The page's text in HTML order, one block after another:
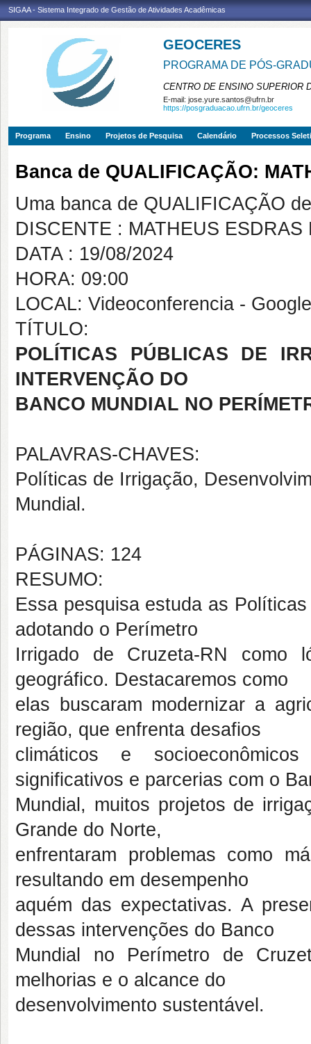
SIGAA - Sistema Integrado de Gestão de Atividades Acadêmicas
GEOCERES
PROGRAMA DE PÓS-
CENTRO DE ENSINO SUPERIOR
E-mail: jose.yure.santos@ufrn.br
https://posgraduacao.ufrn.br/geoceres
Programa Ensino Projetos de Pesquisa Calendário Processos
Banca de QUALIFICAÇÃO:
Uma banca de QUALIFICAÇÃO
DISCENTE : MATHEUS
DATA : 19/08/2024
HORA: 09:00
LOCAL: Videoconferencia -
TÍTULO:
POLÍTICAS PÚBLICAS DE
INTERVENÇÃO DO
BANCO MUNDIAL NO
PALAVRAS-CHAVES:
Políticas de Irrigação,
Mundial.
PÁGINAS: 124
RESUMO:
Essa pesquisa estuda as
adotando o Perímetro
Irrigado de Cruzeta-RN como
geográfico. Destacaremos como
elas buscaram modernizar a
região, que enfrenta desafios
climáticos e
significativos e parcerias com o
Mundial, muitos projetos de
Grande do Norte,
enfrentaram problemas como
resultando em desempenho
aquém das expectativas. A
dessas intervenções do Banco
Mundial no Perímetro de
melhorias e o alcance do
desenvolvimento sustentável.